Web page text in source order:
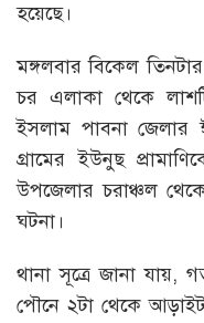
হয়েছে।
মঙ্গলবার বিকেল
চর এলাকা থেকে
ইসলাম পাবনা জেলার
গ্রামের ইউনুছ
উপজেলার চরাঞ্চল থেকে
ঘটনা।
থানা সূত্রে জানা
পৌনে ২টা থেকে